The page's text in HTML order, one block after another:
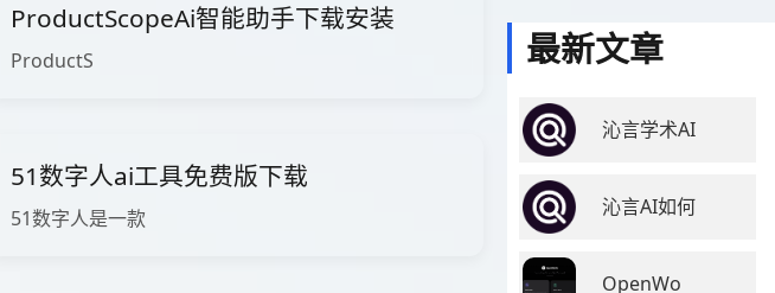
ProductScopeAi智能助手下载安装
ProductS
51数字人ai工具免费版下载
51数字人是一款
最新文章
沁言学术AI
沁言AI如何
OpenWo